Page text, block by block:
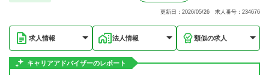
更新日：2026/05/26 求人番号：234676
求人情報 法人情報 類似の求人
キャリアアドバイザーのレポート